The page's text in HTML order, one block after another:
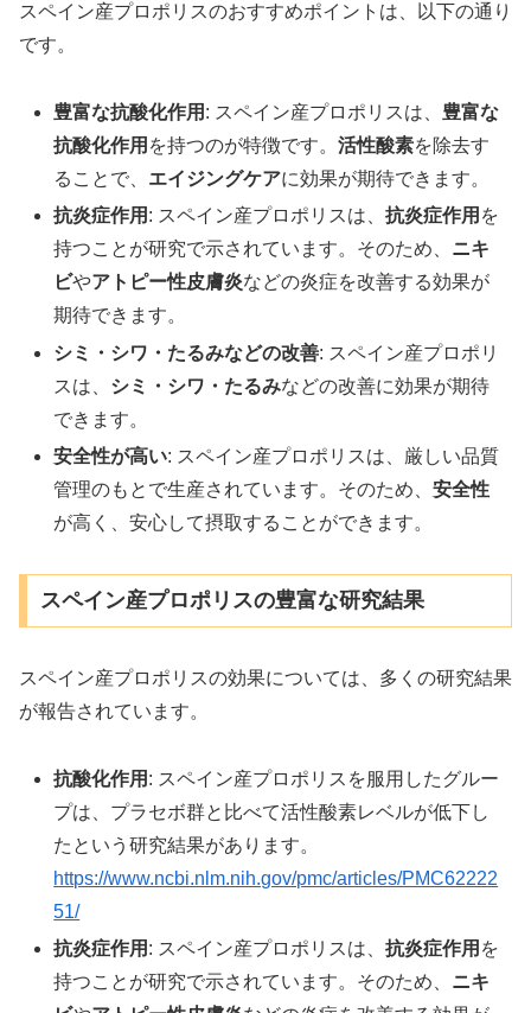
スペイン産プロポリスのおすすめポイントは、以下の通り
です。
豊富な抗酸化作用 : スペイン産プロポリスは、 豊富な
抗酸化作用 を持つのが特徴です。活性酸素を除去す
ることで、 エイジングケアに効果が期待できます。
抗炎症作用 : スペイン産プロポリスは、抗炎症作用 を
持つことが研究で示されています。そのため、 ニキ
ビやアトピー性皮膚炎などの炎症を改善する効果が
期待できます。
シミ・シワ・たるみなどの改善: スペイン産プロポリ
スは、 シミ・シワ・たるみなどの改善に効果が期待
できます。
安全性が高い: スペイン産プロポリスは、厳しい品質
管理のもとで生産されています。そのため、安全性
が高く、安心して摂取することができます。
スペイン産プロポリスの豊富な研究結果
スペイン産プロポリスの効果については、多くの研究結果
が報告されています。
抗酸化作用 : スペイン産プロポリスを服用したグルー
プは、プラセボ群と比べて活性酸素レベルが低下し
たという研究結果があります。
https://www.ncbi.nlm.nih.gov/pmc/articles/PMC62222
51/
抗炎症作用 : スペイン産プロポリスは、抗炎症作用 を
持つことが研究で示されています。そのため、 ニキ